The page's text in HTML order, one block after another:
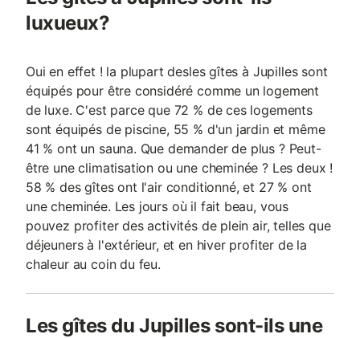
luxueux?
Oui en effet ! la plupart desles gîtes à Jupilles sont
équipés pour être considéré comme un logement
de luxe. C'est parce que 72 % de ces logements
sont équipés de piscine, 55 % d'un jardin et même
41 % ont un sauna. Que demander de plus ? Peut-
être une climatisation ou une cheminée ? Les deux !
58 % des gîtes ont l'air conditionné, et 27 % ont
une cheminée. Les jours où il fait beau, vous
pouvez profiter des activités de plein air, telles que
déjeuners à l'extérieur, et en hiver profiter de la
chaleur au coin du feu.
Les gîtes du Jupilles sont-ils une